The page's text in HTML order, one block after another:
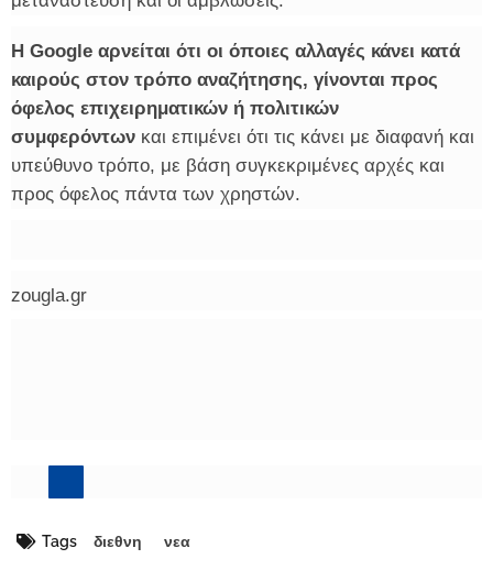
Η Google αρνείται ότι οι όποιες αλλαγές κάνει κατά
καιρούς στον τρόπο αναζήτησης, γίνονται προς
όφελος επιχειρηματικών ή πολιτικών
συμφερόντων και επιμένει ότι τις κάνει με διαφανή και
υπεύθυνο τρόπο, με βάση συγκεκριμένες αρχές και
προς όφελος πάντα των χρηστών.
zougla.gr
Tags διεθνη νεα